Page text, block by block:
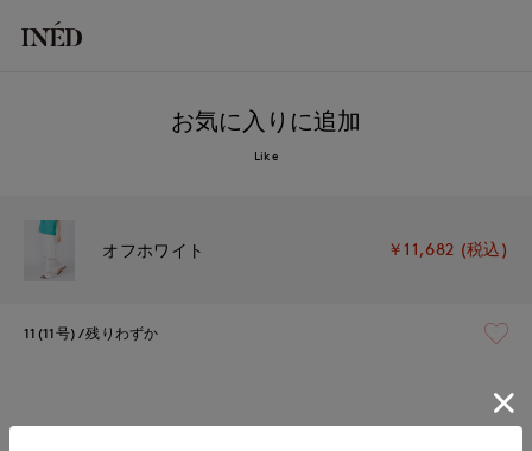
お気に入りに追加
Like
オフホワイト ￥11,682 (税込)
11(11号) 残りわずか